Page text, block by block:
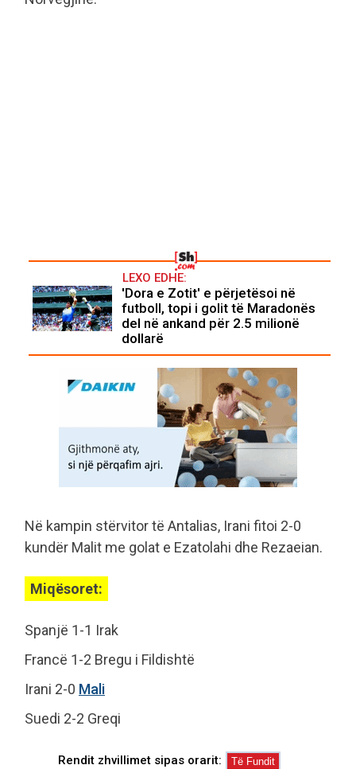
LEXO EDHE:
'Dora e Zotit' e përjetësoi në
futboll, topi i golit të Maradonës
del në ankand për 2.5 milionë
dollarë
Në kampin stërvitor të Antalias, Irani fitoi 2-0
kundër Malit me golat e Ezatolahi dhe Rezaeian.
Miqësoret:
Spanjë 1-1 Irak
Francë 1-2 Bregu i Fildishtë
Irani 2-0 Mali
Suedi 2-2 Greqi
Rendit zhvillimet sipas orarit: